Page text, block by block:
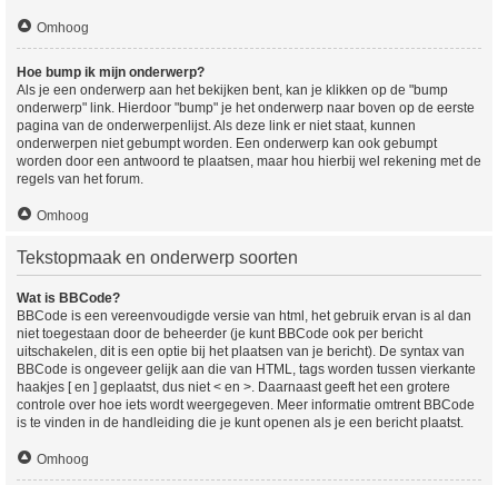
Omhoog
Hoe bump ik mijn onderwerp?
Als je een onderwerp aan het bekijken bent, kan je klikken op de "bump
onderwerp" link. Hierdoor "bump" je het onderwerp naar boven op de eerste
pagina van de onderwerpenlijst. Als deze link er niet staat, kunnen
onderwerpen niet gebumpt worden. Een onderwerp kan ook gebumpt
worden door een antwoord te plaatsen, maar hou hierbij wel rekening met de
regels van het forum.
Omhoog
Tekstopmaak en onderwerp soorten
Wat is BBCode?
BBCode is een vereenvoudigde versie van html, het gebruik ervan is al dan
niet toegestaan door de beheerder (je kunt BBCode ook per bericht
uitschakelen, dit is een optie bij het plaatsen van je bericht). De syntax van
BBCode is ongeveer gelijk aan die van HTML, tags worden tussen vierkante
haakjes [ en ] geplaatst, dus niet < en >. Daarnaast geeft het een grotere
controle over hoe iets wordt weergegeven. Meer informatie omtrent BBCode
is te vinden in de handleiding die je kunt openen als je een bericht plaatst.
Omhoog